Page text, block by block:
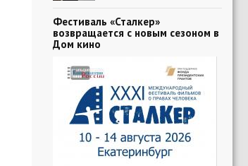
Фестиваль «Сталкер»
возвращается с новым сезоном в
Дом кино